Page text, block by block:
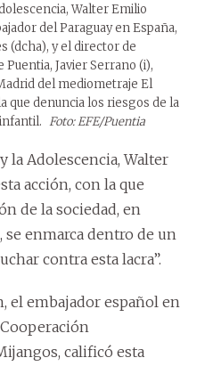
Walter Emilio
del Paraguay en España,
(dcha), y el director de
Javier Serrano (i),
del mediometraje El
que denuncia los riesgos de la
Foto: EFE/Puentia
la Adolescencia, Walter
acción, con la que
de la sociedad, en
se enmarca dentro de un
contra esta lacra”.
el embajador español en
calificó esta